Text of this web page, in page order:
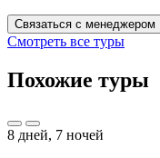
Связаться с менеджером
Смотреть все туры
Похожие туры
8 дней, 7 ночей